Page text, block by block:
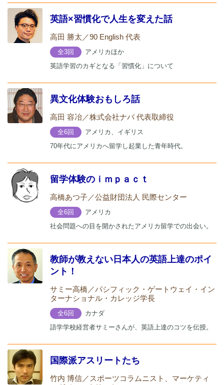
英語×習慣化で人生を変えた話
高田 勝太／90 English 代表
全3回
アメリカほか
英語学習のカギとなる「習慣化」について
異文化体験おもしろ話
高田 容冶／株式会社ナバ 代表取締役
全6回
アメリカ、イギリス
70年代にアメリカへ留学し起業した青年時代。
留学体験のｉｍｐａｃｔ
高橋あつ子／公益財団法人 民際センター
全6回
アメリカ
社会問題への目を開かされたアメリカ留学での出会い。
教師が教えない日本人の英語上達のポイ
ント！
サミー高橋／パシフィック・ゲートウェイ・イン
ターナショナル・カレッジ学長
全6回
カナダ
語学学校経営者サミーさんが、英語上達のコツを伝授。
国際派アスリートたち
竹内 博信／スポーツコラムニスト、マーケティ